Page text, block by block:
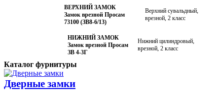
ВЕРХНИЙ ЗАМОК
Замок врезной Просам
73100 (ЗВ8-6/13)
Верхний сувальдный,
врезной, 2 класс
НИЖНИЙ ЗАМОК
Замок врезной Просам
ЗВ 4-3Г
Нижний цилиндровый,
врезной, 2 класс
Каталог фурнитуры
Дверные замки